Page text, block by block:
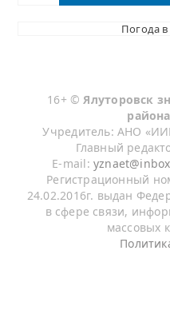
Погода
16+ © Ялуторовск
района
Учредитель: АНО
Главный
E-mail:
Регистрационный
24.02.2016г. выдан
в сфере связи,
массовых